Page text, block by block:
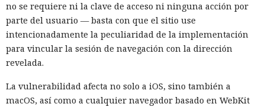
no se requiere ni la clave de acceso ni ninguna acción por
parte del usuario — basta con que el sitio use
intencionadamente la peculiaridad de la implementación
para vincular la sesión de navegación con la dirección
revelada.
La vulnerabilidad afecta no solo a iOS, sino también a
macOS, así como a cualquier navegador basado en WebKit